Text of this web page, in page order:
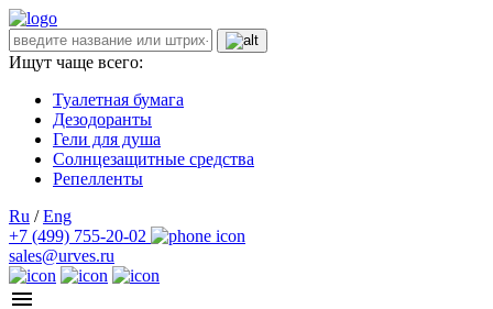
Ищут чаще всего:
Туалетная бумага
Дезодоранты
Гели для душа
Солнцезащитные средства
Репелленты
Ru / Eng
+7 (499) 755-20-02
sales@urves.ru